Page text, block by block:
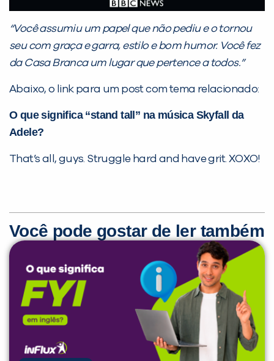
“Você assumiu um papel que não pediu e o tornou
seu com graça e garra, estilo e bom humor. Você fez
da Casa Branca um lugar que pertence a todos.”
Abaixo, o link para um post com tema relacionado:
O que significa “stand tall” na música Skyfall da
Adele?
That’s all, guys. Struggle hard and have grit. XOXO!
Você pode gostar de ler também